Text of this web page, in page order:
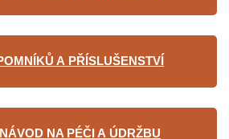
A PŘÍSLUŠENSTVÍ
NA PÉČI A ÚDRŽBU